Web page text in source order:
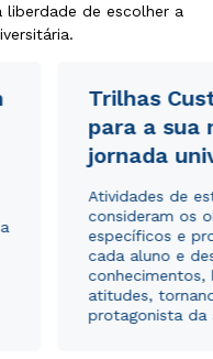
liberdade de escolher a
Trilhas
para a sua
jornada
Atividades de
consideram os
específicos e
cada aluno e
conhecimentos,
atitudes,
protagonista da